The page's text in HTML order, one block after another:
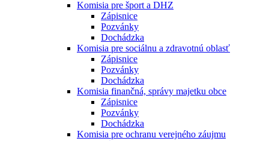
Komisia pre šport a DHZ
Zápisnice
Pozvánky
Dochádzka
Komisia pre sociálnu a zdravotnú oblasť
Zápisnice
Pozvánky
Dochádzka
Komisia finančná, správy majetku obce
Zápisnice
Pozvánky
Dochádzka
Komisia pre ochranu verejného záujmu